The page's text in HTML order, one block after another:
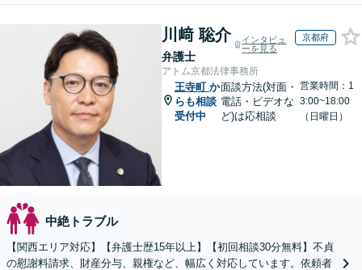
川﨑 聡介
弁護士
インタビュ
ーを見る
京都府
アトム京都法律事務所
王寺町 か
らも相談
受付中
面談方法(対面・
電話・ビデオな
ど)は応相談
営業時間：1
3:00~18:00
（日曜日）
中絶トラブル
【関西エリア対応】【弁護士歴15年以上】【初回相談30分無料】不貞
の慰謝料請求、財産分与、親権など、幅広く対応しています。依頼者